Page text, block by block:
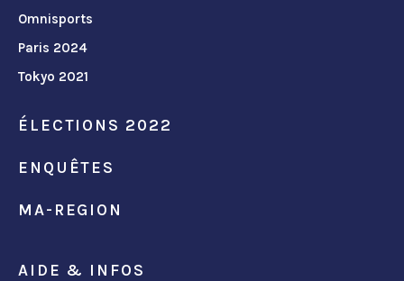
Omnisports
Paris 2024
Tokyo 2021
ÉLECTIONS 2022
ENQUÊTES
MA-REGION
AIDE & INFOS